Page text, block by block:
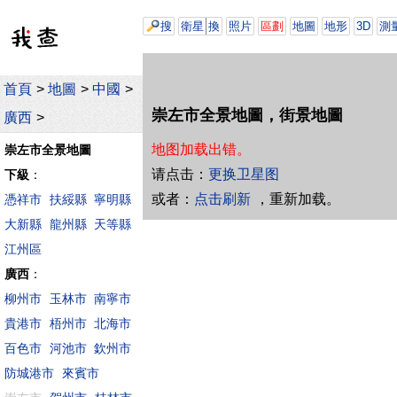
首頁 > 地圖 > 中國 >
廣西 >
崇左市全景地圖
下級 ：
憑祥市 扶綏縣 寧明縣
大新縣 龍州縣 天等縣
江州區
廣西 ：
柳州市
玉林市 南寧市
貴港市 梧州市 北海市
百色市 河池市 欽州市
防城港市 來賓市
搜 衛星 換 照片 區劃 地圖 地形 3D 測
崇左市全景地圖，街景地圖
地图加载出错。
请点击： 更换卫星图
或者： 点击刷新 ，重新加载。